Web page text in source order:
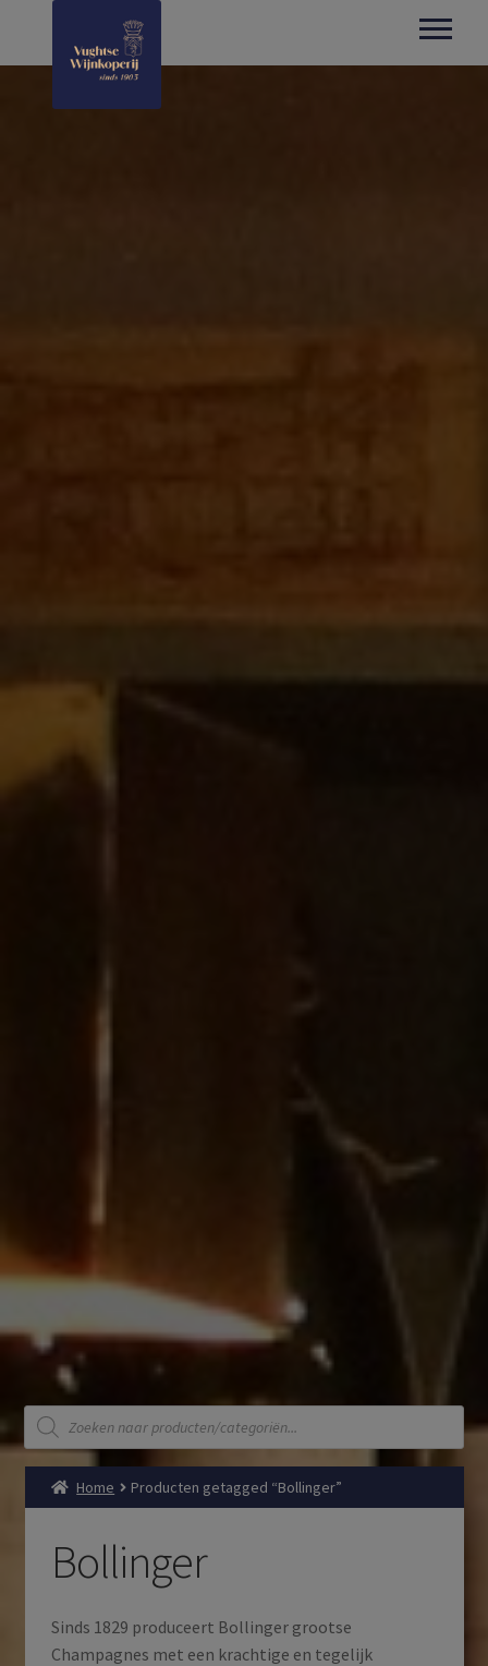
Producten
zoeken
Home Producten getagged “Bollinger”
Bollinger
Sinds 1829 produceert Bollinger grootse
Champagnes met een krachtige en tegelijk